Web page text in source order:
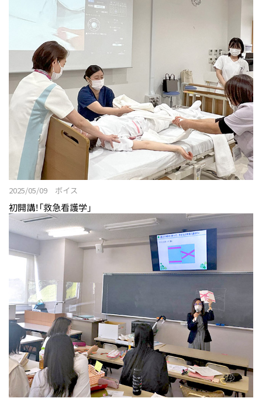
2025/05/09 ボイス
初開講！「救急看護学」